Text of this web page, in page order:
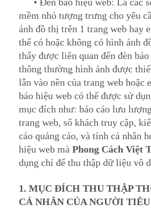
mềm nhỏ tượng trưng cho yêu
ảnh đồ thị trên 1 trang web hay
thể có hoặc không có hình ảnh
thấy được liên quan đến đèn
thông thường hình ảnh được
lẫn vào nền của trang web hoặc
báo hiệu web có thể được sử
mục đích như: báo cáo lưu
trang web, số khách truy cập,
cáo quảng cáo, và tính cá nhân
hiệu web mà Phong Cách Việt
dụng chỉ để thu thập dữ liệu vô
1. MỤC ĐÍCH THU THẬP
CÁ NHÂN CỦA NGƯỜI